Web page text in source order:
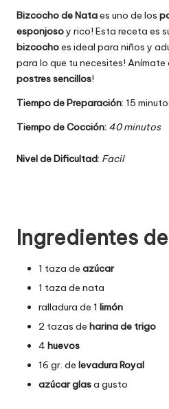
Bizcocho de Nataes uno de los
esponjosoy rico! Esta receta es
bizcochoes ideal para niños y
para lo que tu necesites!
postres sencillos!
Tiempo de Preparación: 15
Tiempo de Cocción: 40 minutos
Nivel de Dificultad: Facil
Ingredientes
1 taza de azúcar
1 taza de nata
ralladura de 1 limón
2 tazas de harina de trigo
4 huevos
16 gr. de levadura Royal
azúcar glasa gusto